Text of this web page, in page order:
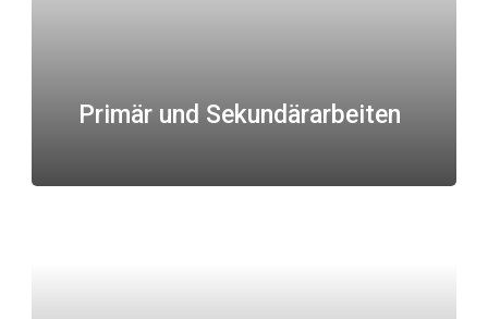
Primär und Sekundärarbeiten